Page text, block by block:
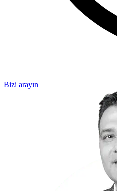
Bizi arayın